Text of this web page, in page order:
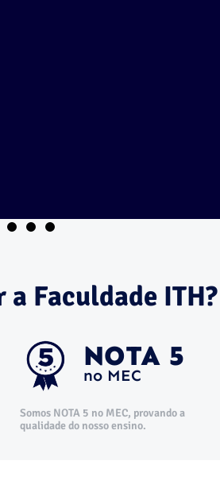
a Faculdade ITH?
NOTA 5
no MEC
Somos NOTA 5 no MEC, provando a
qualidade do nosso ensino.